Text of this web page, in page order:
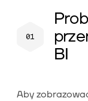
BI
Aby